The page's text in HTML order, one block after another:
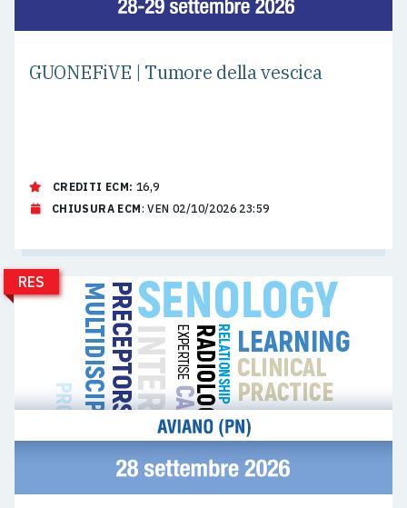
GUONEFiVE | Tumore della vescica
CREDITI ECM: 16,9
CHIUSURA ECM: VEN 02/10/2026 23:59
RES